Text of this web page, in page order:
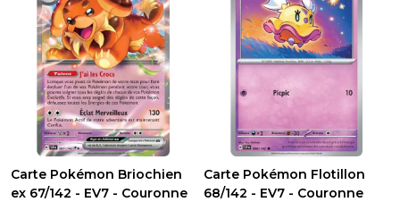
Carte Pokémon Briochien
ex 67/142 - EV7 - Couronne
Carte Pokémon Flotillon
68/142 - EV7 - Couronne